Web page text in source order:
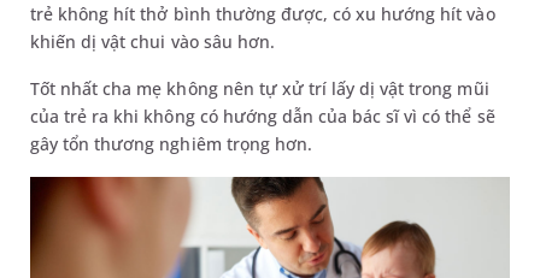
trẻ không hít thở bình thường được, có xu hướng hít vào
khiến dị vật chui vào sâu hơn.
Tốt nhất cha mẹ không nên tự xử trí lấy dị vật trong mũi
của trẻ ra khi không có hướng dẫn của bác sĩ vì có thể sẽ
gây tổn thương nghiêm trọng hơn.